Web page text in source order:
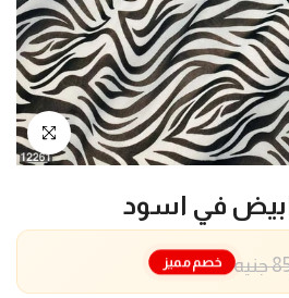
انقر للتكبير
في اسود
جنيه خصم مميز